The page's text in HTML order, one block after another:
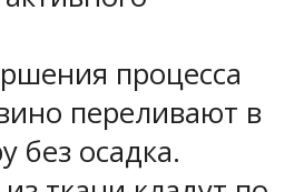
процесса
переливают в
без осадка.